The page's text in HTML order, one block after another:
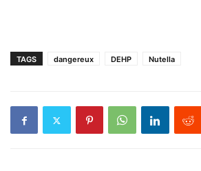
TAGS dangereux DEHP Nutella